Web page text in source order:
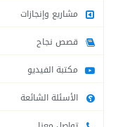
مشاريع وإنجازات
قصص نجاح
مكتبة الفيديو
الأسئلة الشائعة